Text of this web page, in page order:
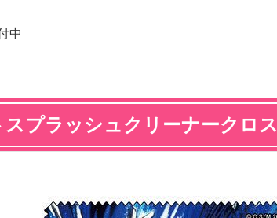
中
スプラッシュクリーナークロス